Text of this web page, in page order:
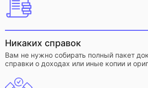
Никаких справок
Вам не нужно собирать полный пакет
справки о доходах или иные копии и